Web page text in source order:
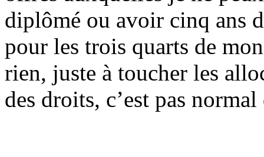
diplômé ou avoir cinq ans
pour les trois quarts de
rien, juste à toucher les
des droits, c’est pas